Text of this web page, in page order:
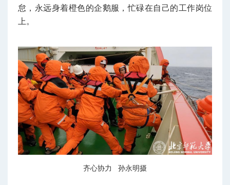
怠，永远身着橙色的企鹅服，忙碌在自己的工作岗位
上。
齐心协力 孙永明摄